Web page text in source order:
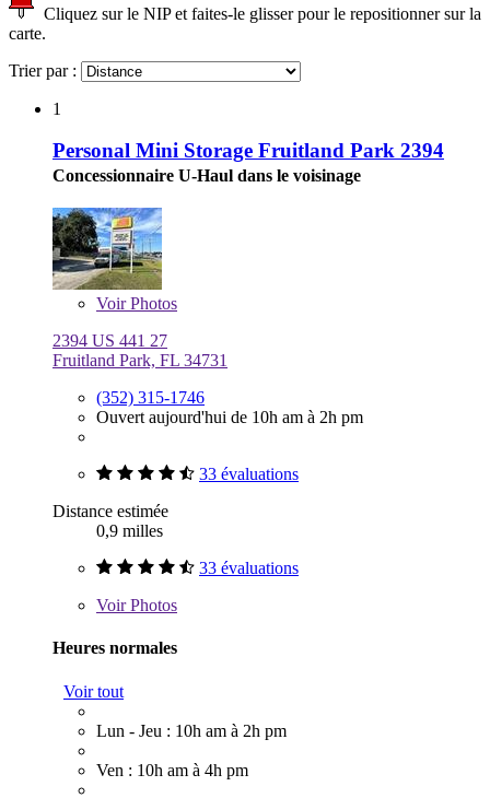
Cliquez sur le NIP et faites-le glisser pour le repositionner sur la
carte.
Trier par :
1
Personal Mini Storage Fruitland Park 2394
Concessionnaire U-Haul dans le voisinage
VoirPhotos
2394 US 441 27
Fruitland Park, FL 34731
(352) 315-1746
Ouvert aujourd'hui de 10h am à 2h pm
33 évaluations
Distance estimée
0,9 milles
33 évaluations
VoirPhotos
Heures normales
Voir tout
Lun - Jeu : 10h am à 2h pm
Ven : 10h am à 4h pm